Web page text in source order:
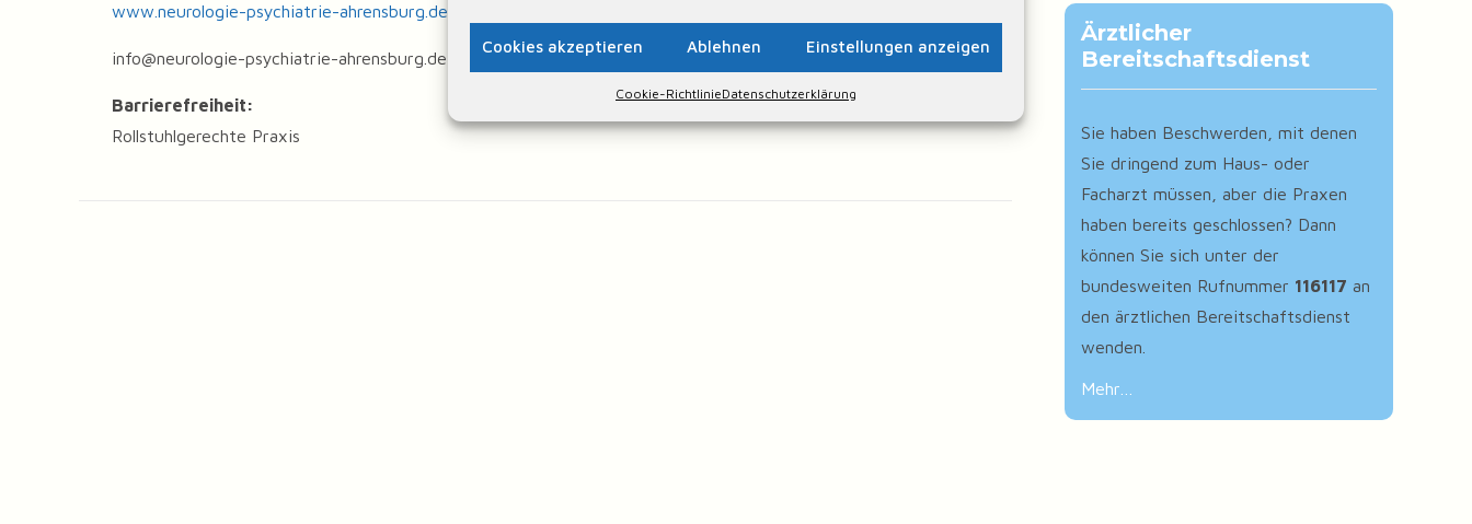
Cookies akzeptieren Ablehnen Einstellungen anzeigen
Cookie-RichtlinieDatenschutzerklärung
www.neurologie-psychiatrie-ahrensburg.de
info@neurologie-psychiatrie-ahrensburg.de
Barrierefreiheit:
Rollstuhlgerechte Praxis
Ärztlicher
Bereitschaftsdienst
Sie haben Beschwerden, mit denen
Sie dringend zum Haus- oder
Facharzt müssen, aber die Praxen
haben bereits geschlossen? Dann
können Sie sich unter der
bundesweiten Rufnummer 116117 an
den ärztlichen Bereitschaftsdienst
wenden.
Mehr…